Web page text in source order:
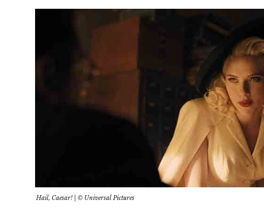
Hail, Caesar! | © Universal Pictures